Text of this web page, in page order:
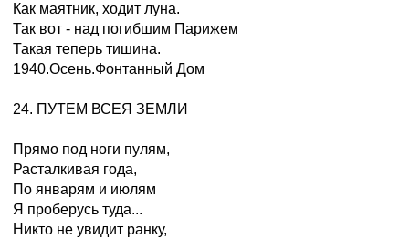
Как маятник, ходит луна.
Так вот - над погибшим Парижем
Такая теперь тишина.
1940.Осень.Фонтанный Дом
24. ПУТЕМ ВСЕЯ ЗЕМЛИ
Прямо под ноги пулям,
Расталкивая года,
По январям и июлям
Я проберусь туда...
Никто не увидит ранку,